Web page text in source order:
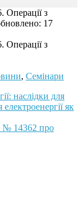
Операції з
17
Операції з
, Семінари
наслідки для
як
№ 14362 про